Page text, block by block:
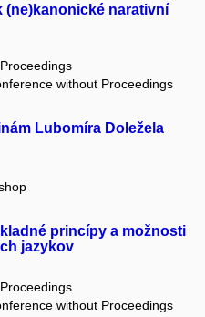
(ne)kanonické narativní
without Proceedings
Lubomíra Doležela
princípy a možnosti
jazykov
without Proceedings